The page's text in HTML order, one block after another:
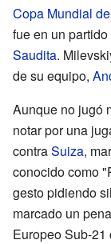
Copa Mundial
fue en un
Saudita.
de su equipo,
Aunque no jugó
notar por una
contraSuiza,
conocido como
gesto pidiendo
marcado un
Europeo Sub-21